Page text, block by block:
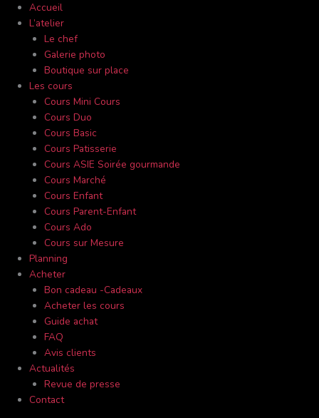
Accueil
L’atelier
Le chef
Galerie photo
Boutique sur place
Les cours
Cours Mini Cours
Cours Duo
Cours Basic
Cours Patisserie
Cours ASIE Soirée gourmande
Cours Marché
Cours Enfant
Cours Parent-Enfant
Cours Ado
Cours sur Mesure
Planning
Acheter
Bon cadeau -Cadeaux
Acheter les cours
Guide achat
FAQ
Avis clients
Actualités
Revue de presse
Contact